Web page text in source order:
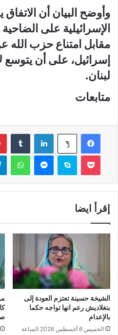
وأوضح البيان أن
الإسرائيلية على
مقابل امتناع حزب
إسرائيل، على أن يتوسع
لبنان.
متابعات
فيسبوك ‫X لينكدإن
سكايب واتساب
إقرأ ايضا
الشيخة حسينة تعتزم العودة إلى
بنغلاديش رعم انها تواجه حكما
بالإعدام
الخميس 6 أغسطس 2026 الساعة